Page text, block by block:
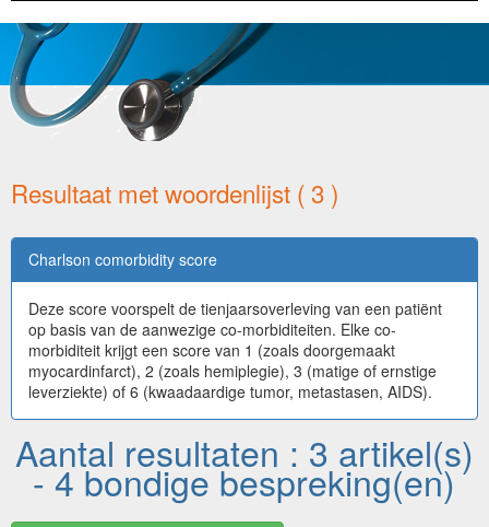
Resultaat met woordenlijst ( 3 )
Charlson comorbidity score
Deze score voorspelt de tienjaarsoverleving van een patiënt
op basis van de aanwezige co-morbiditeiten. Elke co-
morbiditeit krijgt een score van 1 (zoals doorgemaakt
myocardinfarct), 2 (zoals hemiplegie), 3 (matige of ernstige
leverziekte) of 6 (kwaadaardige tumor, metastasen, AIDS).
Aantal resultaten : 3 artikel(s)
- 4 bondige bespreking(en)